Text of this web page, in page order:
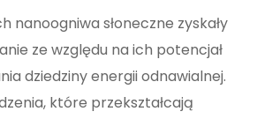
nanoogniwa słoneczne zyskały
ze względu na ich potencjał
dziedziny energii odnawialnej.
które przekształcają